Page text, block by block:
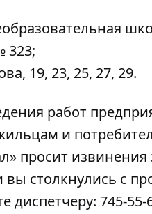
323;
19, 23, 25, 27, 29.
работ
и
просит
вы столкнулись с
диспетчеру: 745-55-